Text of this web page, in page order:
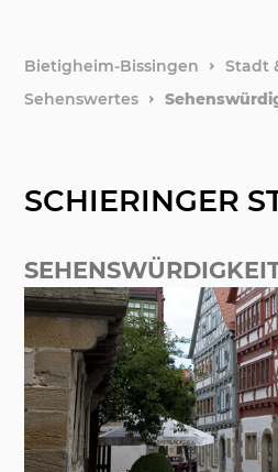
Bietigheim-Bissingen
Stadt
Sehenswertes
SCHIERINGER